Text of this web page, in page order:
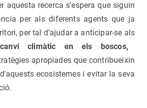
aquesta recerca s’espera que siguin
per als diferents agents que ja
per tal d’ajudar a anticipar-se als
climàtic en els boscos,
apropiades que contribueixin
ecosistemes i evitar la seva